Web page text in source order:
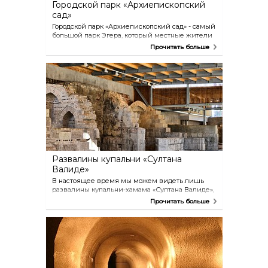
Городской парк «Архиепископский
сад»
Городской парк «Архиепископский сад» - самый
большой парк Эгера, который местные жители
называют «лёгкими города». На его месте
раньше находился настоящий лес, который
епископат в своих целях окружил забором и
использовал как охотничьи угодья. Он раскрыл
свои ворота перед жителями города в 1919 году
– из бывших ворот сохранилось двое: на
северной и западной сторонах парка. Это
настоящие произведения искусства
декоративной ковки, скорее всего, работы
мастера Генриха Фазола. С востока парк
окаймляет речка Эгер, и если нам повезёт, там
мы можем увидеть плавающие по ней
семейства уток.
Прочитать больше
Развалины купальни «Султана
Валиде»
В настоящее время мы можем видеть лишь
развалины купальни-хамама «Султана Валиде»,
а вот из описания турецкого источника тех
времён узнаём, что здесь раньше стояло
весьма импозантное здание с красным
куполом, с приятной термальной водой.
Название сооружения означает: мать султана.
Купальни имели большое значение в турецкой
культуре, они выполняли роль своеобразного
общественного места, где люди могли
Прочитать больше